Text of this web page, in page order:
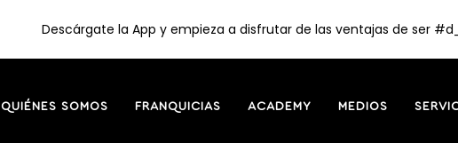
QUIÉNES SOMOS FRANQUICIAS ACADEMY MEDIOS
Descárgate la App y empieza a disfrutar de las ventajas de ser